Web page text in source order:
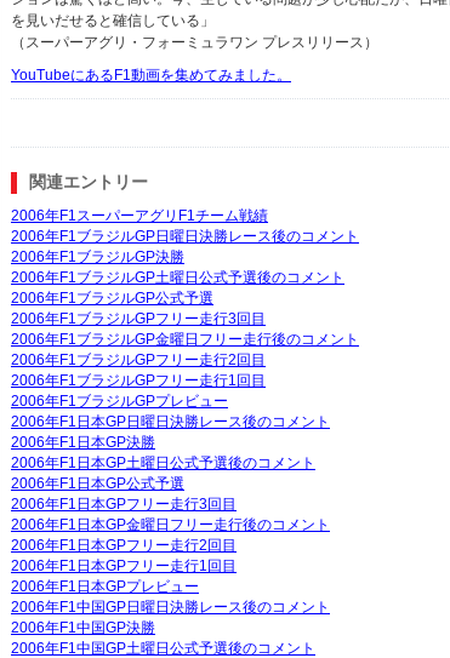
を見いだせると確信している」
（スーパーアグリ・フォーミュラワン プレスリリース）
YouTubeにあるF1動画を集めてみました。
関連エントリー
2006年F1スーパーアグリF1チーム戦績
2006年F1ブラジルGP日曜日決勝レース後のコメント
2006年F1ブラジルGP決勝
2006年F1ブラジルGP土曜日公式予選後のコメント
2006年F1ブラジルGP公式予選
2006年F1ブラジルGPフリー走行3回目
2006年F1ブラジルGP金曜日フリー走行後のコメント
2006年F1ブラジルGPフリー走行2回目
2006年F1ブラジルGPフリー走行1回目
2006年F1ブラジルGPプレビュー
2006年F1日本GP日曜日決勝レース後のコメント
2006年F1日本GP決勝
2006年F1日本GP土曜日公式予選後のコメント
2006年F1日本GP公式予選
2006年F1日本GPフリー走行3回目
2006年F1日本GP金曜日フリー走行後のコメント
2006年F1日本GPフリー走行2回目
2006年F1日本GPフリー走行1回目
2006年F1日本GPプレビュー
2006年F1中国GP日曜日決勝レース後のコメント
2006年F1中国GP決勝
2006年F1中国GP土曜日公式予選後のコメント